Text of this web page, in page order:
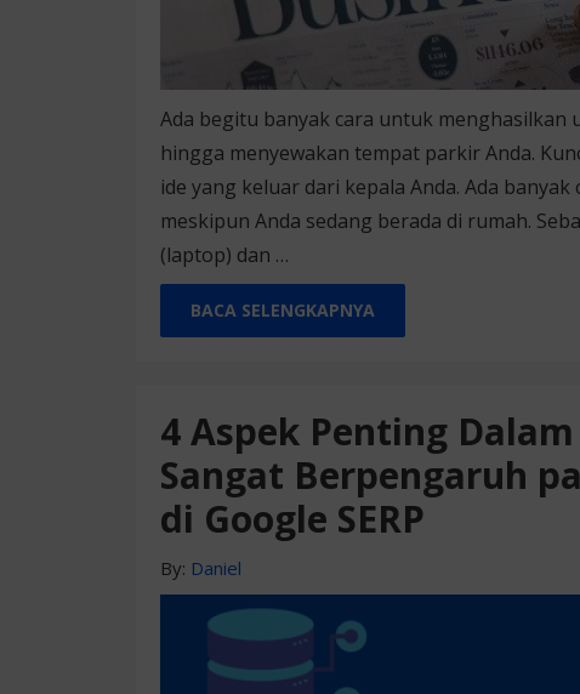
Ada begitu banyak cara untuk
hingga menyewakan tempat parkir Anda.
ide yang keluar dari kepala Anda. Ada
meskipun Anda sedang berada di rumah.
(laptop) dan …
BACA SELENGKAPNYA
4 Aspek Penting
Sangat Berpengaruh
di Google SERP
By: Daniel